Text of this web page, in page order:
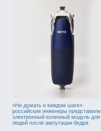
«Не думать о каждом шаге»:
российские инженеры представили
электронный коленный модуль для
людей после ампутации бедра